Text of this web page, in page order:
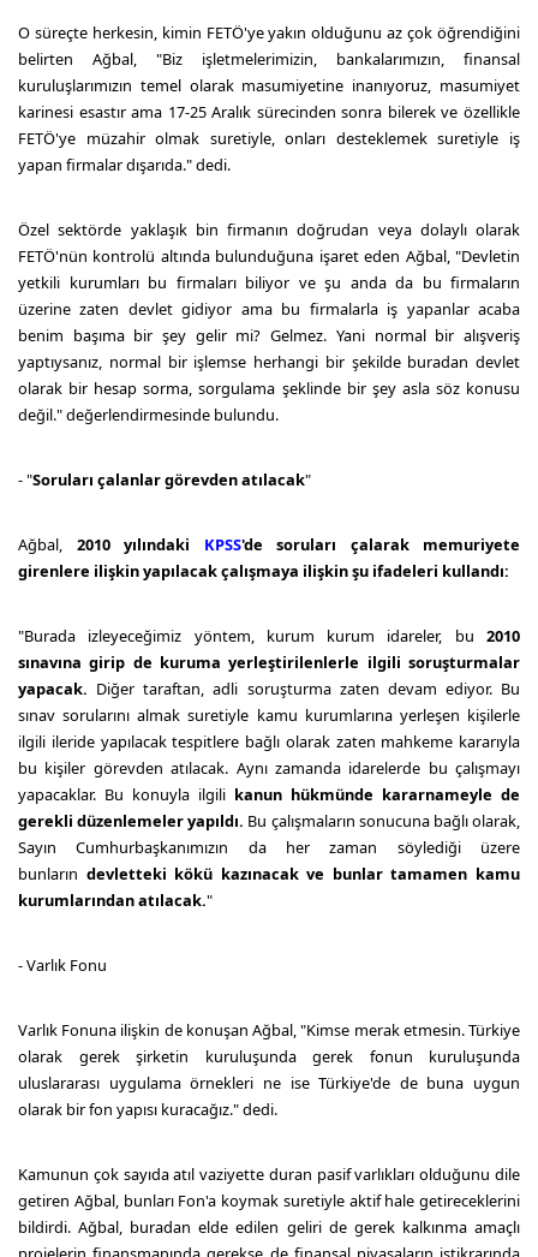
O süreçte herkesin, kimin FETÖ'ye yakın olduğunu az çok öğrendiğini
belirten Ağbal, "Biz işletmelerimizin, bankalarımızın, finansal
kuruluşlarımızın temel olarak masumiyetine inanıyoruz, masumiyet
karinesi esastır ama 17-25 Aralık sürecinden sonra bilerek ve özellikle
FETÖ'ye müzahir olmak suretiyle, onları desteklemek suretiyle iş
yapan firmalar dışarıda." dedi.
Özel sektörde yaklaşık bin firmanın doğrudan veya dolaylı olarak
FETÖ'nün kontrolü altında bulunduğuna işaret eden Ağbal, "Devletin
yetkili kurumları bu firmaları biliyor ve şu anda da bu firmaların
üzerine zaten devlet gidiyor ama bu firmalarla iş yapanlar acaba
benim başıma bir şey gelir mi? Gelmez. Yani normal bir alışveriş
yaptıysanız, normal bir işlemse herhangi bir şekilde buradan devlet
olarak bir hesap sorma, sorgulama şeklinde bir şey asla söz konusu
değil." değerlendirmesinde bulundu.
- "Soruları çalanlar görevden atılacak"
Ağbal, 2010 yılındaki KPSS'de soruları çalarak memuriyete
girenlere ilişkin yapılacak çalışmaya ilişkin şu ifadeleri kullandı:
"Burada izleyeceğimiz yöntem, kurum kurum idareler, bu 2010
sınavına girip de kuruma yerleştirilenlerle ilgili soruşturmalar
yapacak. Diğer taraftan, adli soruşturma zaten devam ediyor. Bu
sınav sorularını almak suretiyle kamu kurumlarına yerleşen kişilerle
ilgili ileride yapılacak tespitlere bağlı olarak zaten mahkeme kararıyla
bu kişiler görevden atılacak. Aynı zamanda idarelerde bu çalışmayı
yapacaklar. Bu konuyla ilgili kanun hükmünde kararnameyle de
gerekli düzenlemeler yapıldı. Bu çalışmaların sonucuna bağlı olarak,
Sayın Cumhurbaşkanımızın da her zaman söylediği üzere
bunların devletteki kökü kazınacak ve bunlar tamamen kamu
kurumlarından atılacak."
- Varlık Fonu
Varlık Fonuna ilişkin de konuşan Ağbal, "Kimse merak etmesin. Türkiye
olarak gerek şirketin kuruluşunda gerek fonun kuruluşunda
uluslararası uygulama örnekleri ne ise Türkiye'de de buna uygun
olarak bir fon yapısı kuracağız." dedi.
Kamunun çok sayıda atıl vaziyette duran pasif varlıkları olduğunu dile
getiren Ağbal, bunları Fon'a koymak suretiyle aktif hale getireceklerini
bildirdi. Ağbal, buradan elde edilen geliri de gerek kalkınma amaçlı